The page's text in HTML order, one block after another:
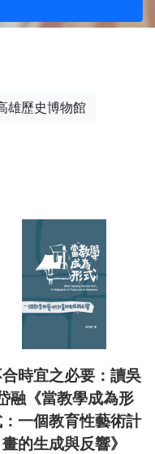
雄歷史博物館
時宜之必要：讀吳
融《當教學成為形
一個教育性藝術計
畫的生成與反響》